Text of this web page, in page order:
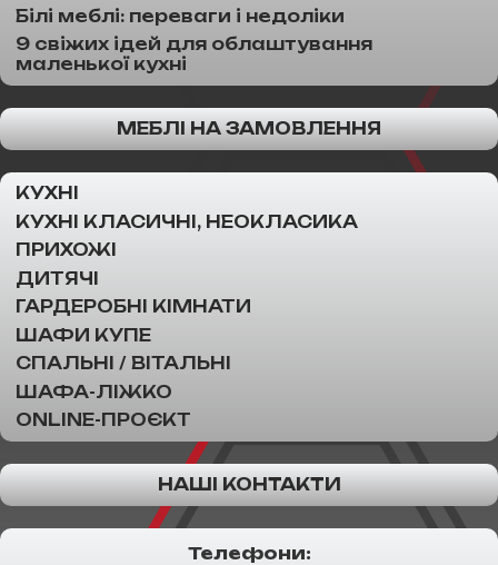
Білі меблі: переваги і недоліки
9 свіжих ідей для облаштування
маленької кухні
МЕБЛІ НА ЗАМОВЛЕННЯ
КУХНІ
КУХНІ КЛАСИЧНІ, НЕОКЛАСИКА
ПРИХОЖІ
ДИТЯЧІ
ГАРДЕРОБНІ КІМНАТИ
ШАФИ КУПЕ
СПАЛЬНІ / ВІТАЛЬНІ
ШАФА-ЛІЖКО
ONLINE-ПРОЄКТ
НАШІ КОНТАКТИ
Телефони: